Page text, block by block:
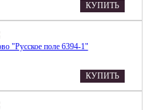
КУПИТЬ
"Русское поле 6394-1"
КУПИТЬ